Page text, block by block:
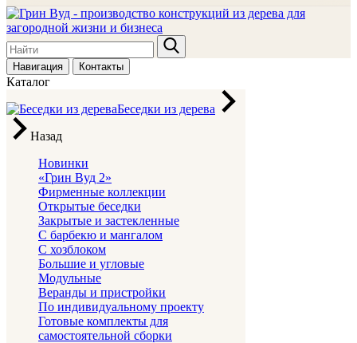
Навигация Контакты
Каталог
Беседки из дерева
Назад
Новинки
«Грин Вуд 2»
Фирменные коллекции
Открытые беседки
Закрытые и застекленные
С барбекю и мангалом
С хозблоком
Большие и угловые
Модульные
Веранды и пристройки
По индивидуальному проекту
Готовые комплекты для
самостоятельной сборки